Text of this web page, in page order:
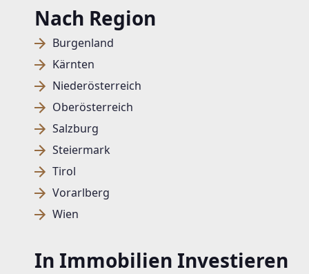
Nach Region
Burgenland
Kärnten
Niederösterreich
Oberösterreich
Salzburg
Steiermark
Tirol
Vorarlberg
Wien
In Immobilien Investieren